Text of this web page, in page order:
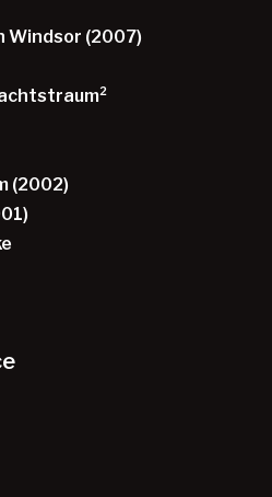
Windsor (2007)
(2002)